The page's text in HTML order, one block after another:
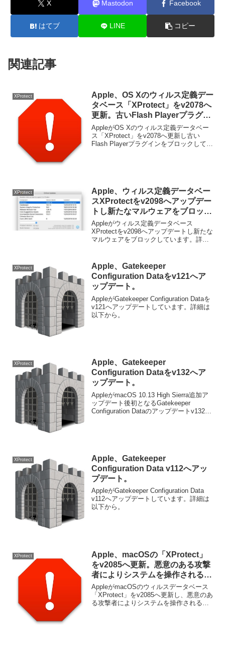
X Mastodon Facebook
はてブ LINE コピー
関連記事
XProtect
Apple、OS Xのウィルス定義デー
タベース「XProtect」をv2078へ
更新。古いFlash Playerプラグイ
ンをブロック。
AppleがOS Xのウィルス定義データベー
ス「XProtect」をv2078へ更新し古い
Flash Playerプラグインをブロックしてい
XProtect
Apple、ウィルス定義データベー
スXProtectをv2098へアップデー
トし新たなマルウェアをブロッ
ク。
Appleがウィルス定義データベース
XProtectをv2098へアップデートし新たな
マルウェアをブロックしています。詳細
XProtect
Apple、Gatekeeper
Configuration Dataをv121へア
ップデート。
AppleがGatekeeper Configuration Dataを
v121へアップデートしています。詳細は
以下から。
XProtect
Apple、Gatekeeper
Configuration Dataをv132へア
ップデート。
AppleがmacOS 10.13 High Sierra追加ア
ップデート後初となるGatekeeper
Configuration Dataのアップデートv132を
XProtect
Apple、Gatekeeper
Configuration Data v112へアッ
プデート。
AppleがGatekeeper Configuration Data
v112へアップデートしています。詳細は
以下から。
XProtect
Apple、macOSの「XProtect」
をv2085へ更新。悪意のある攻撃
者によりシステムを操作される恐
れのある古いFlash Playerをブロ
ック。
AppleがmacOSのウィルスデータベース
「XProtect」をv2085へ更新し、悪意のあ
る攻撃者によりシステムを操作される恐